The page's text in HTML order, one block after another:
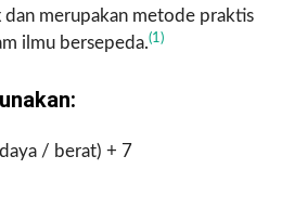
dan merupakan metode praktis
ilmu bersepeda.(1)
/ berat) + 7